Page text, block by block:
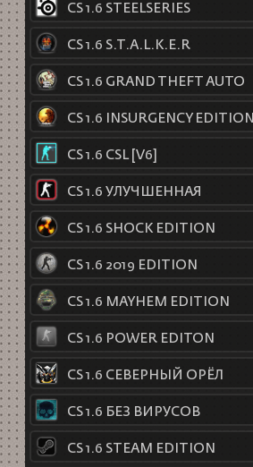
CS 1.6 STEELSERIES
CS 1.6 S.T.A.L.K.E.R
CS 1.6 GRAND THEFT AUTO
CS 1.6 INSURGENCY EDITION
CS 1.6 CSL [V6]
CS 1.6 УЛУЧШЕННАЯ
CS 1.6 SHOCK EDITION
CS 1.6 2019 EDITION
CS 1.6 MAYHEM EDITION
CS 1.6 POWER EDITON
CS 1.6 СЕВЕРНЫЙ ОРЁЛ
CS 1.6 БЕЗ ВИРУСОВ
CS 1.6 STEAM EDITION